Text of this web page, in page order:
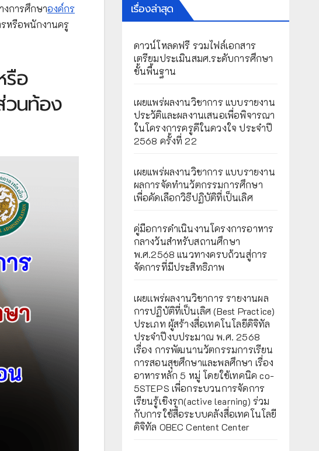
งการศึกษาองค์กร
หรือพนักงานครู
รือ
วนท้อง
เรื่องล่าสุด
ดาวน์โหลดฟรี รวมไฟล์เอกสาร
เตรียมประเมินสมศ.ระดับการศึกษา
ขั้นพื้นฐาน
เผยแพร่ผลงานวิชาการ แบบรายงาน
ประวัติและผลงานเสนอเพื่อพิจารณา
ในโครงการครูดีในดวงใจ ประจำปี
2568 ครั้งที่ 22
เผยแพร่ผลงานวิชาการ แบบรายงาน
ผลการจัดทำนวัตกรรมการศึกษา
เพื่อคัดเลือกวิธีปฏิบัติที่เป็นเลิศ
คู่มือการดำเนินงานโครงการอาหาร
กลางวันสำหรับสถานศึกษา
พ.ศ.2568 แนวทางครบถ้วนสู่การ
จัดการที่มีประสิทธิภาพ
เผยเเพร่ผลงานวิชาการ รายงานผล
การปฏิบัติที่เป็นเลิศ (Best Practice)
ประเภท ผู้สร้างสื่อเทคโนโลยีดิจิทัล
ประจำปีงบประมาณ พ.ศ. 2568
เรื่อง การพัฒนานวัตกรรมการเรียน
การสอนสุขศึกษาและพลศึกษา เรื่อง
อาหารหลัก 5 หมู่ โดยใช้เทคนิค co-
5STEPS เพื่อกระบวนการจัดการ
เรียนรู้เชิงรุก(active learning) ร่วม
กับการใช้สื่อระบบคลังสื่อเทคโนโลยี
ดิจิทัล OBEC Centent Center